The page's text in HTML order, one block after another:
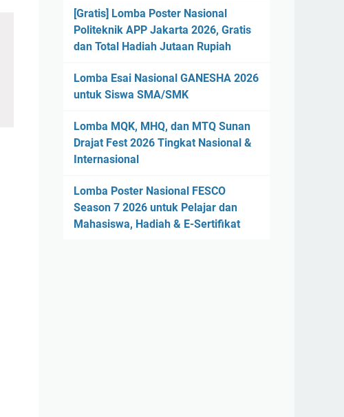
[Gratis] Lomba Poster Nasional
Politeknik APP Jakarta 2026, Gratis
dan Total Hadiah Jutaan Rupiah
Lomba Esai Nasional GANESHA 2026
untuk Siswa SMA/SMK
Lomba MQK, MHQ, dan MTQ Sunan
Drajat Fest 2026 Tingkat Nasional &
Internasional
Lomba Poster Nasional FESCO
Season 7 2026 untuk Pelajar dan
Mahasiswa, Hadiah & E-Sertifikat